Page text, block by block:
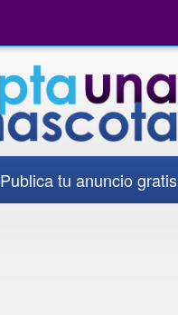
Publica tu anuncio gratis